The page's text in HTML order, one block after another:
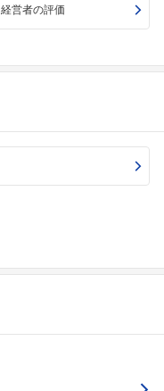
経営者の評価